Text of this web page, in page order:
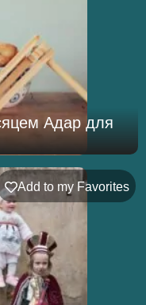
Адар для
Add to my Favorites